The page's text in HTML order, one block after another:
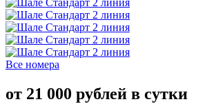
Все номера
от 21 000 рублей в сутки